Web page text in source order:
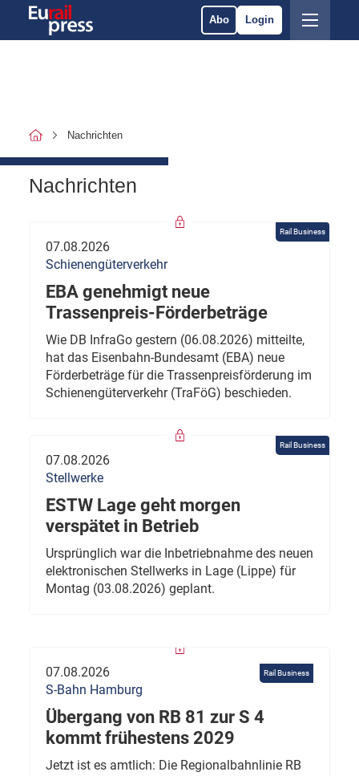
Abo Login
Nachrichten
Nachrichten
Rail Business
07.08.2026
Schienengüterverkehr
EBA genehmigt neue
Trassenpreis-Förderbeträge
Wie DB InfraGo gestern (06.08.2026) mitteilte,
hat das Eisenbahn-Bundesamt (EBA) neue
Förderbeträge für die Trassenpreisförderung im
Schienengüterverkehr (TraFöG) beschieden.
Rail Business
07.08.2026
Stellwerke
ESTW Lage geht morgen
verspätet in Betrieb
Ursprünglich war die Inbetriebnahme des neuen
elektronischen Stellwerks in Lage (Lippe) für
Montag (03.08.2026) geplant.
Rail Business
07.08.2026
S-Bahn Hamburg
Übergang von RB 81 zur S 4
kommt frühestens 2029
Jetzt ist es amtlich: Die Regionalbahnlinie RB